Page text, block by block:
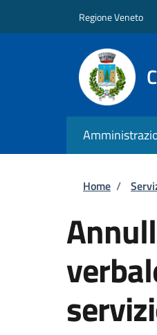
Regione Veneto
Home /